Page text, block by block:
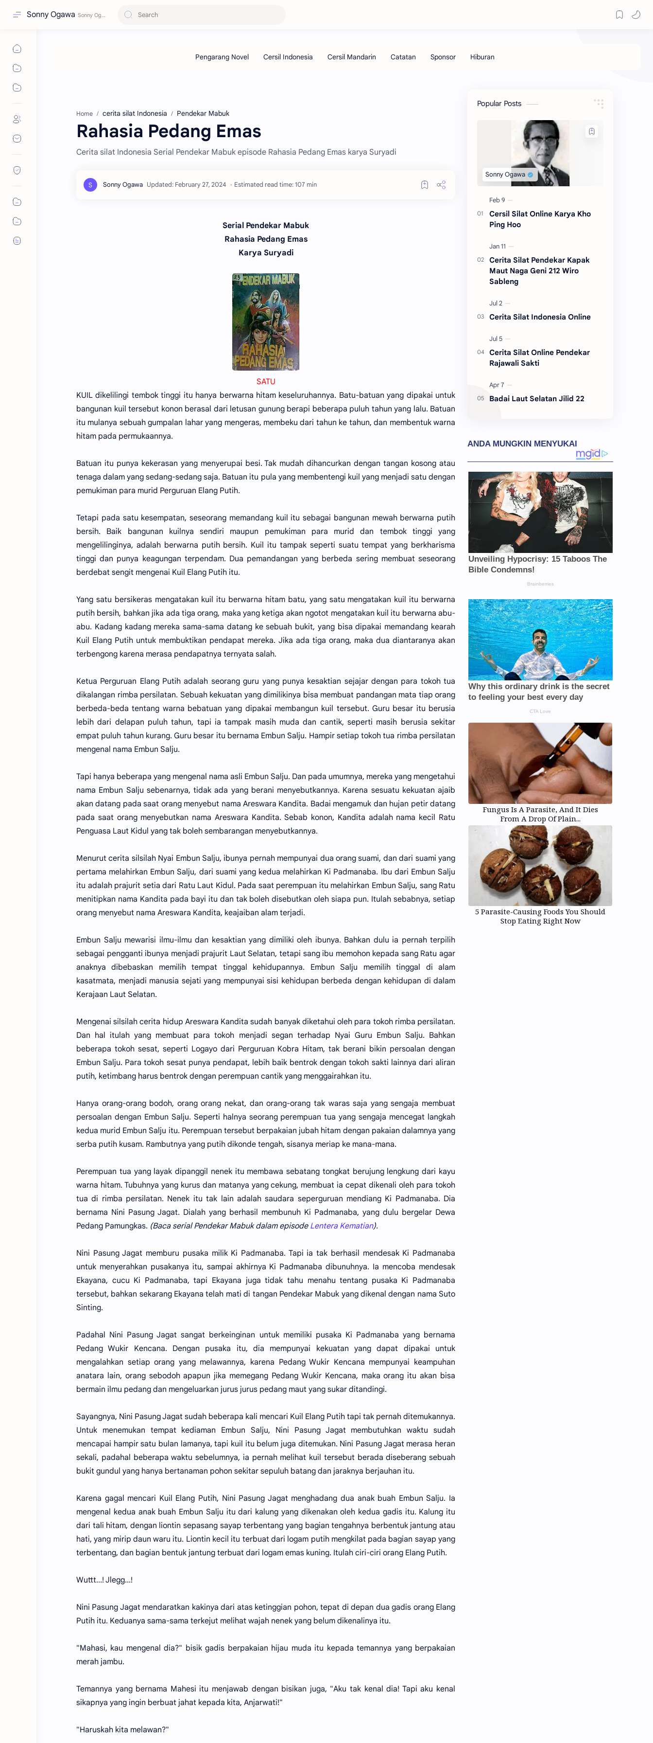
Sonny Ogawa
Home cerita silat Indonesia Pendekar Mabuk
Rahasia Pedang Emas
Cerita silat Indonesia Serial Pendekar Mabuk episode Rahasia Pedang Emas karya Suryadi
Estimated read time: 107 min
Serial Pendekar Mabuk
Rahasia Pedang Emas
Karya Suryadi
SATU
KUIL dikelilingi tembok tinggi itu hanya berwarna hitam keseluruhannya. Batu-batuan yang dipakai untuk
bangunan kuil tersebut konon berasal dari letusan gunung berapi beberapa puluh tahun yang lalu. Batuan
itu mulanya sebuah gumpalan lahar yang mengeras, membeku dari tahun ke tahun, dan membentuk warna
hitam pada permukaannya.
Batuan itu punya kekerasan yang menyerupai besi. Tak mudah dihancurkan dengan tangan kosong atau
tenaga dalam yang sedang-sedang saja. Batuan itu pula yang membentengi kuil yang menjadi satu dengan
pemukiman para murid Perguruan Elang Putih.
Tetapi pada satu kesempatan, seseorang memandang kuil itu sebagai bangunan mewah berwarna putih
bersih. Baik bangunan kuilnya sendiri maupun pemukiman para murid dan tembok tinggi yang
mengelilinginya, adalah berwarna putih bersih. Kuil itu tampak seperti suatu tempat yang berkharisma
tinggi dan punya keagungan terpendam. Dua pemandangan yang berbeda sering membuat seseorang
berdebat sengit mengenai Kuil Elang Putih itu.
Yang satu bersikeras mengatakan kuil itu berwarna hitam batu, yang satu mengatakan kuil itu berwarna
putih bersih, bahkan jika ada tiga orang, maka yang ketiga akan ngotot mengatakan kuil itu berwarna abu-
abu. Kadang kadang mereka sama-sama datang ke sebuah bukit, yang bisa dipakai memandang kearah
Kuil Elang Putih untuk membuktikan pendapat mereka. Jika ada tiga orang, maka dua diantaranya akan
terbengong karena merasa pendapatnya ternyata salah.
Ketua Perguruan Elang Putih adalah seorang guru yang punya kesaktian sejajar dengan para tokoh tua
dikalangan rimba persilatan. Sebuah kekuatan yang dimilikinya bisa membuat pandangan mata tiap orang
berbeda-beda tentang warna bebatuan yang dipakai membangun kuil tersebut. Guru besar itu berusia
lebih dari delapan puluh tahun, tapi ia tampak masih muda dan cantik, seperti masih berusia sekitar
empat puluh tahun kurang. Guru besar itu bernama Embun Salju. Hampir setiap tokoh tua rimba persilatan
mengenal nama Embun Salju.
Tapi hanya beberapa yang mengenal nama asli Embun Salju. Dan pada umumnya, mereka yang mengetahui
nama Embun Salju sebenarnya, tidak ada yang berani menyebutkannya. Karena sesuatu kekuatan ajaib
akan datang pada saat orang menyebut nama Areswara Kandita. Badai mengamuk dan hujan petir datang
pada saat orang menyebutkan nama Areswara Kandita. Sebab konon, Kandita adalah nama kecil Ratu
Penguasa Laut Kidul yang tak boleh sembarangan menyebutkannya.
Menurut cerita silsilah Nyai Embun Salju, ibunya pernah mempunyai dua orang suami, dan dari suami yang
pertama melahirkan Embun Salju, dari suami yang kedua melahirkan Ki Padmanaba. Ibu dari Embun Salju
itu adalah prajurit setia dari Ratu Laut Kidul. Pada saat perempuan itu melahirkan Embun Salju, sang Ratu
menitipkan nama Kandita pada bayi itu dan tak boleh disebutkan oleh siapa pun. Itulah sebabnya, setiap
orang menyebut nama Areswara Kandita, keajaiban alam terjadi.
Embun Salju mewarisi ilmu-ilmu dan kesaktian yang dimiliki oleh ibunya. Bahkan dulu ia pernah terpilih
sebagai pengganti ibunya menjadi prajurit Laut Selatan, tetapi sang ibu memohon kepada sang Ratu agar
anaknya dibebaskan memilih tempat tinggal kehidupannya. Embun Salju memilih tinggal di alam
kasatmata, menjadi manusia sejati yang mempunyai sisi kehidupan berbeda dengan kehidupan di dalam
Kerajaan Laut Selatan.
Mengenai silsilah cerita hidup Areswara Kandita sudah banyak diketahui oleh para tokoh rimba persilatan.
Dan hal itulah yang membuat para tokoh menjadi segan terhadap Nyai Guru Embun Salju. Bahkan
beberapa tokoh sesat, seperti Logayo dari Perguruan Kobra Hitam, tak berani bikin persoalan dengan
Embun Salju. Para tokoh sesat punya pendapat, lebih baik bentrok dengan tokoh sakti lainnya dari aliran
putih, ketimbang harus bentrok dengan perempuan cantik yang menggairahkan itu.
Hanya orang-orang bodoh, orang orang nekat, dan orang-orang tak waras saja yang sengaja membuat
persoalan dengan Embun Salju. Seperti halnya seorang perempuan tua yang sengaja mencegat langkah
kedua murid Embun Salju itu. Perempuan tersebut berpakaian jubah hitam dengan pakaian dalamnya yang
serba putih kusam. Rambutnya yang putih dikonde tengah, sisanya meriap ke mana-mana.
Perempuan tua yang layak dipanggil nenek itu membawa sebatang tongkat berujung lengkung dari kayu
warna hitam. Tubuhnya yang kurus dan matanya yang cekung, membuat ia cepat dikenali oleh para tokoh
tua di rimba persilatan. Nenek itu tak lain adalah saudara seperguruan mendiang Ki Padmanaba. Dia
bernama Nini Pasung Jagat. Dialah yang berhasil membunuh Ki Padmanaba, yang dulu bergelar Dewa
Pedang Pamungkas. (Baca serial Pendekar Mabuk dalam episode Lentera Kematian).
Nini Pasung Jagat memburu pusaka milik Ki Padmanaba. Tapi ia tak berhasil mendesak Ki Padmanaba
untuk menyerahkan pusakanya itu, sampai akhirnya Ki Padmanaba dibunuhnya. Ia mencoba mendesak
Ekayana, cucu Ki Padmanaba, tapi Ekayana juga tidak tahu menahu tentang pusaka Ki Padmanaba
tersebut, bahkan sekarang Ekayana telah mati di tangan Pendekar Mabuk yang dikenal dengan nama Suto
Sinting.
Padahal Nini Pasung Jagat sangat berkeinginan untuk memiliki pusaka Ki Padmanaba yang bernama
Pedang Wukir Kencana. Dengan pusaka itu, dia mempunyai kekuatan yang dapat dipakai untuk
mengalahkan setiap orang yang melawannya, karena Pedang Wukir Kencana mempunyai keampuhan
anatara lain, orang sebodoh apapun jika memegang Pedang Wukir Kencana, maka orang itu akan bisa
bermain ilmu pedang dan mengeluarkan jurus jurus pedang maut yang sukar ditandingi.
Sayangnya, Nini Pasung Jagat sudah beberapa kali mencari Kuil Elang Putih tapi tak pernah ditemukannya.
Untuk menemukan tempat kediaman Embun Salju, Nini Pasung Jagat membutuhkan waktu sudah
mencapai hampir satu bulan lamanya, tapi kuil itu belum juga ditemukan. Nini Pasung Jagat merasa heran
sekali, padahal beberapa waktu sebelumnya, ia pernah melihat kuil tersebut berada diseberang sebuah
bukit gundul yang hanya bertanaman pohon sekitar sepuluh batang dan jaraknya berjauhan itu.
Karena gagal mencari Kuil Elang Putih, Nini Pasung Jagat menghadang dua anak buah Embun Salju. Ia
mengenal kedua anak buah Embun Salju itu dari kalung yang dikenakan oleh kedua gadis itu. Kalung itu
dari tali hitam, dengan liontin sepasang sayap terbentang yang bagian tengahnya berbentuk jantung atau
hati, yang mirip daun waru itu. Liontin kecil itu terbuat dari logam putih mengkilat pada bagian sayap yang
terbentang, dan bagian bentuk jantung terbuat dari logam emas kuning. Itulah ciri-ciri orang Elang Putih.
Wuttt...! Jlegg...!
Nini Pasung Jagat mendaratkan kakinya dari atas ketinggian pohon, tepat di depan dua gadis orang Elang
Putih itu. Keduanya sama-sama terkejut melihat wajah nenek yang belum dikenalinya itu.
"Mahasi, kau mengenal dia?" bisik gadis berpakaian hijau muda itu kepada temannya yang berpakaian
merah jambu.
Temannya yang bernama Mahesi itu menjawab dengan bisikan juga, "Aku tak kenal dia! Tapi aku kenal
sikapnya yang ingin berbuat jahat kepada kita, Anjarwati!"
"Haruskah kita melawan?"
Popular Posts
Cersil Silat Online Karya Kho
Ping Hoo
Cerita Silat Pendekar Kapak
Maut Naga Geni 212 Wiro
Sableng
Cerita Silat Indonesia Online
Cerita Silat Online Pendekar
Rajawali Sakti
Badai Laut Selatan Jilid 22
Fungus Is A Parasite, And It Dies
From A Drop Of Plain...
5 Parasite-Causing Foods You Should
Stop Eating Right Now